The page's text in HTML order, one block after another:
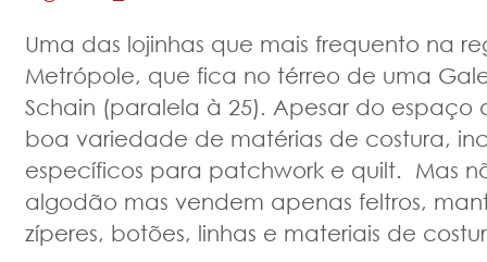
Uma das lojinhas que mais frequento na
Metrópole, que fica no térreo de uma
Schain (paralela à 25). Apesar do
boa variedade de matérias de costura,
específicos para patchwork e quilt. Mas
algodão mas vendem apenas feltros,
zíperes, botões, linhas e materiais de